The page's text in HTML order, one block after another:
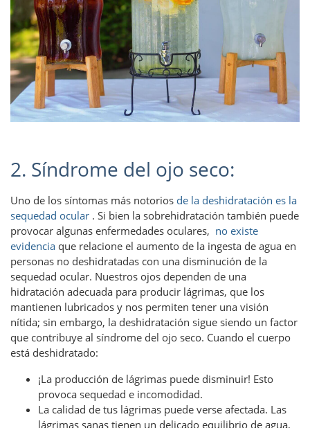
2. Síndrome del ojo seco:
Uno de los síntomas más notorios de la deshidratación es la
sequedad ocular . Si bien la sobrehidratación también puede
provocar algunas enfermedades oculares, no existe
evidencia que relacione el aumento de la ingesta de agua en
personas no deshidratadas con una disminución de la
sequedad ocular. Nuestros ojos dependen de una
hidratación adecuada para producir lágrimas, que los
mantienen lubricados y nos permiten tener una visión
nítida; sin embargo, la deshidratación sigue siendo un factor
que contribuye al síndrome del ojo seco. Cuando el cuerpo
está deshidratado:
¡La producción de lágrimas puede disminuir! Esto
provoca sequedad e incomodidad.
La calidad de tus lágrimas puede verse afectada. Las
lágrimas sanas tienen un delicado equilibrio de agua,